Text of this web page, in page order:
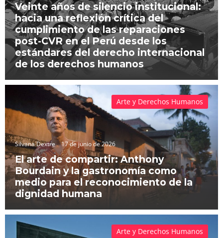
Veinte años de silencio institucional:
hacia una reflexión crítica del
cumplimiento de las reparaciones
post-CVR en el Perú desde los
estándares del derecho internacional
de los derechos humanos
Silvana Dextre 17 de junio de 2026
El arte de compartir: Anthony
Bourdain y la gastronomía como
medio para el reconocimiento de la
dignidad humana
Arte y Derechos Humanos
Arte y Derechos Humanos